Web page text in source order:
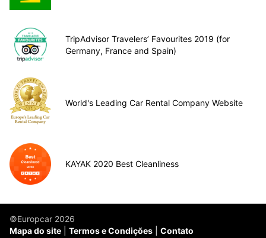
TripAdvisor Travelers’ Favourites 2019 (for
Germany, France and Spain)
World's Leading Car Rental Company Website
KAYAK 2020 Best Cleanliness
©Europcar 2026
Mapa do site
Termos e Condições Contato